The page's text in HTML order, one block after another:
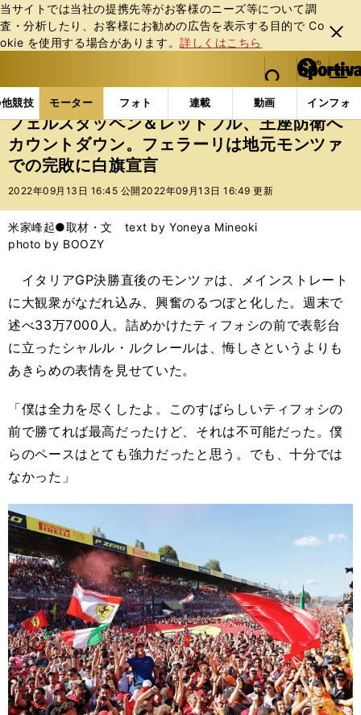
当サイトでは当社の提携先等がお客様のニーズ等について調
査・分析したり、お客様にお勧めの広告を表⽰する⽬的で Co
okie を使⽤する場合があります。詳しくはこちら
閉じ
る
web Sportiva (webスポルティーバ)
検索
マイペ
ー
ジ
メニュ
競技 モーター フォト 連載 動画 インフォ
b
ス
ポ
ル
テ
ー
バ
モーターの記事一覧 モーター F1 フェルスタッ
フェルスタッペン＆レッドブル、王座防衛へ
カウントダウン。フェラーリは地元モンツァ
での完敗に白旗宣言
2022年09月13日 16:45 公開 2022年09月13日 16:49 更新
米家峰起●取材・文 text by Yoneya Mineoki
photo by BOOZY
イタリアGP決勝直後のモンツァは、メインストレート
に大観衆がなだれ込み、興奮のるつぼと化した。週末で
述べ33万7000人。詰めかけたティフォシの前で表彰台
に立ったシャルル・ルクレールは、悔しさというよりも
あきらめの表情を見せていた。
「僕は全力を尽くしたよ。このすばらしいティフォシの
前で勝てれば最高だったけど、それは不可能だった。僕
らのペースはとても強力だったと思う。でも、十分では
なかった」